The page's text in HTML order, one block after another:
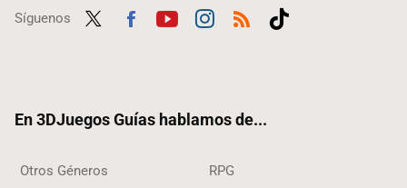
Síguenos
En 3DJuegos Guías hablamos de...
Otros Géneros RPG